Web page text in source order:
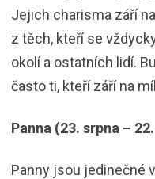
Jejich charisma září
z těch, kteří se
okolí a ostatních lidí.
často ti, kteří září na
Panna (23. srpna –
Panny jsou jedinečné